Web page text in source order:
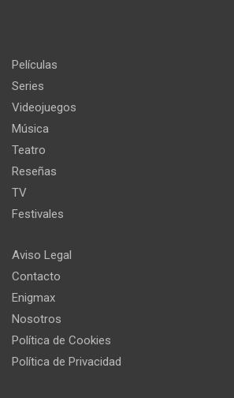
Películas
Series
Videojuegos
Música
Teatro
Reseñas
TV
Festivales
Aviso Legal
Contacto
Enigmax
Nosotros
Política de Cookies
Política de Privacidad